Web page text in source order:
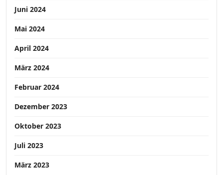
Juni 2024
Mai 2024
April 2024
März 2024
Februar 2024
Dezember 2023
Oktober 2023
Juli 2023
März 2023